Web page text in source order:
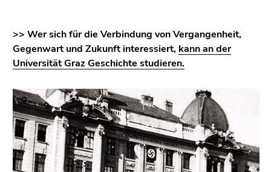
>> Wer sich für die Verbindung von Vergangenheit,
Gegenwart und Zukunft interessiert, kann an der
Universität Graz Geschichte studieren.